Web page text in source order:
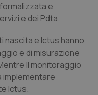
e
e dei Pdta.
nascita e Ictus hanno
e di misurazione
Il monitoraggio
implementare
Ictus.